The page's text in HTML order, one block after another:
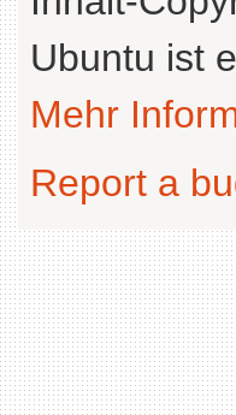
Ubuntu ist
Mehr
Report a